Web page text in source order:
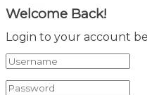
Welcome Back!
Login to your account